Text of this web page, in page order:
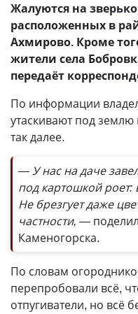
Жалуются на
расположенных в
Ахмирово. Кроме
жители села
передаёт
По информации
утаскивают под
так далее.
— У нас на даче
под картошкой
Не брезгует даже
частности, —
Каменогорска.
По словам
перепробовали всё,
отпугиватели, но всё